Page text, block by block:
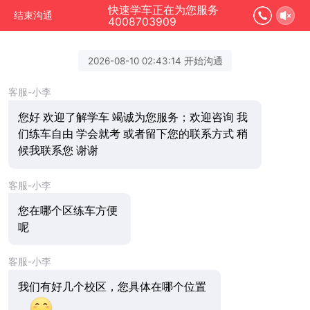
结束沟通
快速学车正在为您服务
4008703909
2026-08-10 02:43:14 开始沟通
客服-小李
您好 欢迎了解学车 竭诚为您服务；欢迎咨询 我
们练车自由 学会就考 或者留下您的联系方式 稍
候我联系您 谢谢
客服-小李
您在哪个区练车方便
呢
客服-小李
我们有好几个校区，您具体在哪个位置